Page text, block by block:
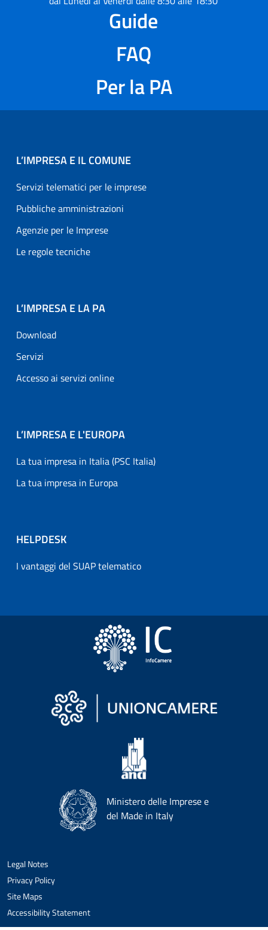
Guide
FAQ
Per la PA
L’IMPRESA E IL COMUNE
Servizi telematici per le imprese
Pubbliche amministrazioni
Agenzie per le Imprese
Le regole tecniche
L’IMPRESA E LA PA
Download
Servizi
Accesso ai servizi online
L’IMPRESA E L'EUROPA
La tua impresa in Italia (PSC Italia)
La tua impresa in Europa
HELPDESK
I vantaggi del SUAP telematico
Ministero delle Imprese e
del Made in Italy
Legal Notes
Privacy Policy
Site Maps
Accessibility Statement